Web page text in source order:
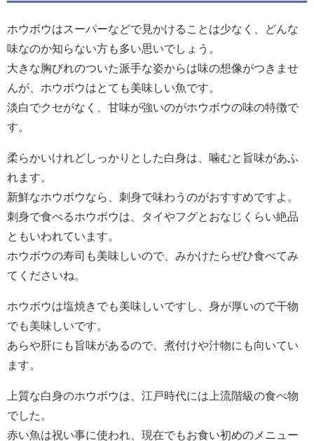
ホウボウはスーパーなどで見かけることは少なく、どんな
味なのか知らない方も多い思いでしょう。
大きな胸びれのついた派手な姿からは味の想像がつきませ
んが、ホウボウはとても美味しい魚です。
淡白でクセがなく、甘味が強いのがホウボウの味の特徴で
す。
柔らかいけれどしっかりとした白身は、噛むと旨味があふ
れます。
新鮮なホウボウなら、刺身で味わうのがおすすめですよ。
刺身で食べるホウボウは、タイやフグとおなじくらい絶品
ともいわれています。
ホウボウの寿司も美味しいので、みかけたらぜひ食べてみ
てくださいね。
ホウボウは塩焼きでも美味しいですし、身が厚いので干物
でも美味しいです。
あらや肝にも旨味があるので、煮付けや汁物にも向いてい
ます。
上質な白身のホウボウは、江戸時代には上流階級の食べ物
でした。
赤い魚は祝い事に使われ、現在でもお食い初めのメニュー